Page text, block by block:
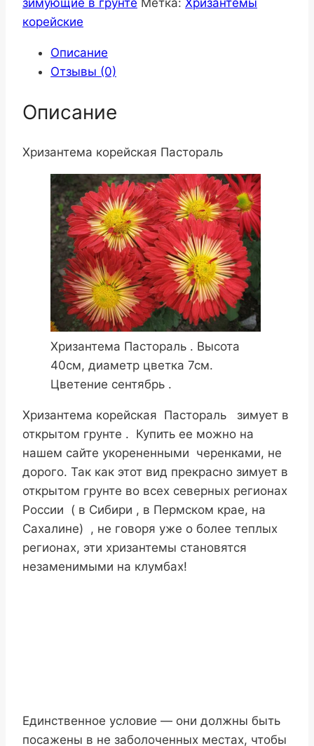
корейские
Описание
Отзывы (0)
Описание
Хризантема корейская Пастораль
Хризантема Пастораль . Высота
40см, диаметр цветка 7см.
Цветение сентябрь .
Хризантема корейская Пастораль зимует в
открытом грунте . Купить ее можно на
нашем сайте укорененными черенками, не
дорого. Так как этот вид прекрасно зимует в
открытом грунте во всех северных регионах
России ( в Сибири , в Пермском крае, на
Сахалине) , не говоря уже о более теплых
регионах, эти хризантемы становятся
незаменимыми на клумбах!
Единственное условие — они должны быть
посажены в не заболоченных местах, чтобы